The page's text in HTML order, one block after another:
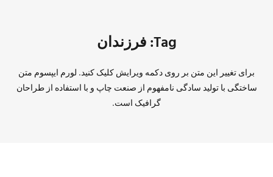
Tag: فرزندان
برای تغییر این متن بر روی دکمه ویرایش کلیک کنید. لورم ایپسوم متن
ساختگی با تولید سادگی نامفهوم از صنعت چاپ و با استفاده از طراحان
گرافیک است.